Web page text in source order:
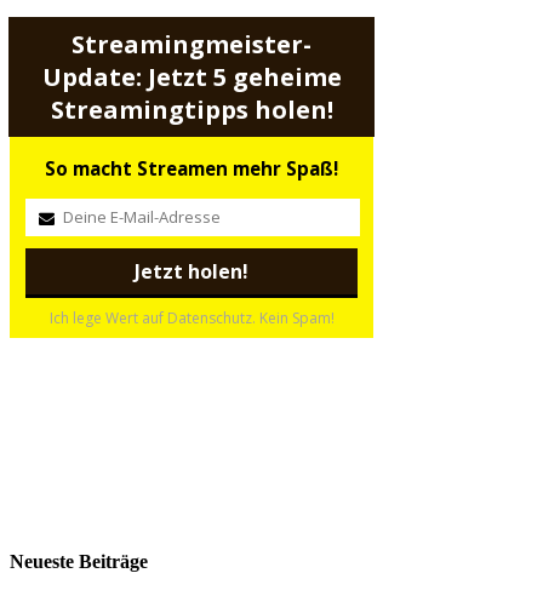
Streamingmeister-
Update: Jetzt 5 geheime
Streamingtipps holen!
So macht Streamen mehr Spaß!
Ich lege Wert auf Datenschutz. Kein Spam!
Neueste Beiträge